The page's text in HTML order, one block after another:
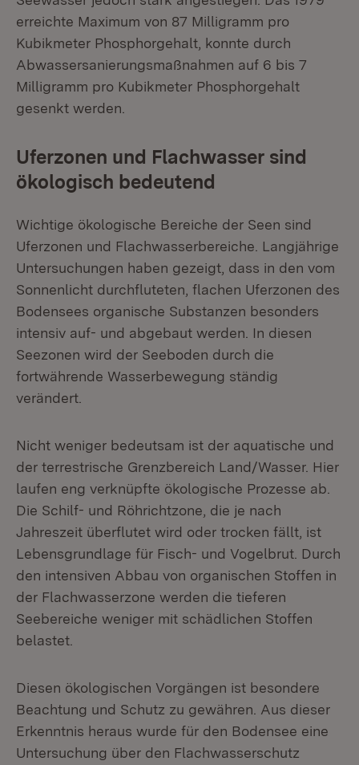
erreichte Maximum von 87 Milligramm pro
Kubikmeter Phosphorgehalt, konnte durch
Abwassersanierungsmaßnahmen auf 6 bis 7
Milligramm pro Kubikmeter Phosphorgehalt
gesenkt werden.
Uferzonen und Flachwasser sind
ökologisch bedeutend
Wichtige ökologische Bereiche der Seen sind
Uferzonen und Flachwasserbereiche. Langjährige
Untersuchungen haben gezeigt, dass in den vom
Sonnenlicht durchfluteten, flachen Uferzonen des
Bodensees organische Substanzen besonders
intensiv auf- und abgebaut werden. In diesen
Seezonen wird der Seeboden durch die
fortwährende Wasserbewegung ständig
verändert.
Nicht weniger bedeutsam ist der aquatische und
der terrestrische Grenzbereich Land/Wasser. Hier
laufen eng verknüpfte ökologische Prozesse ab.
Die Schilf- und Röhrichtzone, die je nach
Jahreszeit überflutet wird oder trocken fällt, ist
Lebensgrundlage für Fisch- und Vogelbrut. Durch
den intensiven Abbau von organischen Stoffen in
der Flachwasserzone werden die tieferen
Seebereiche weniger mit schädlichen Stoffen
belastet.
Diesen ökologischen Vorgängen ist besondere
Beachtung und Schutz zu gewähren. Aus dieser
Erkenntnis heraus wurde für den Bodensee eine
Untersuchung über den Flachwasserschutz